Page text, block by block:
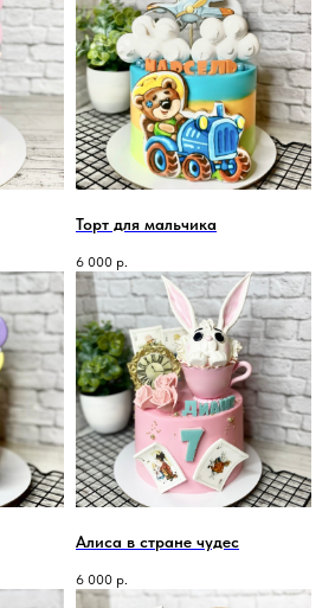
Торт для мальчика
6 000 р.
Алиса в стране чудес
6 000 р.